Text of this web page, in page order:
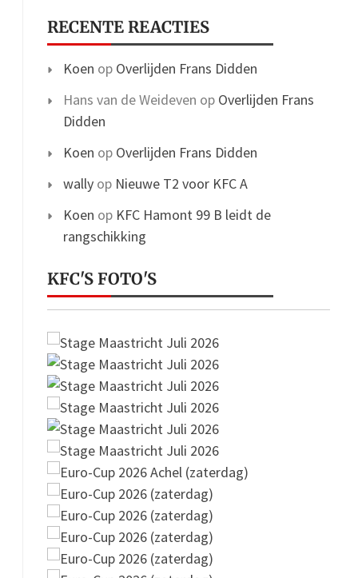
RECENTE REACTIES
Koen op Overlijden Frans Didden
Hans van de Weideven op Overlijden Frans
Didden
Koen op Overlijden Frans Didden
wallyop Nieuwe T2 voor KFC A
Koen op KFC Hamont 99 B leidt de
rangschikking
KFC'S FOTO'S